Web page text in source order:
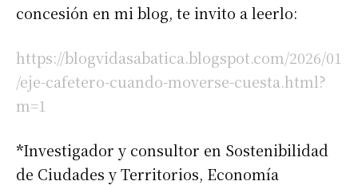
concesión en mi blog, te invito a leerlo:
https://blogvidasabatica.blogspot.com/2026/01
/eje-cafetero-cuando-moverse-cuesta.html?
m=1
*Investigador y consultor en Sostenibilidad
de Ciudades y Territorios, Economía